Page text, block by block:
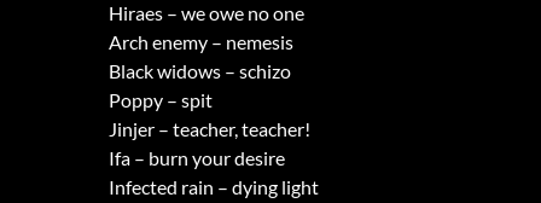
Hiraes – we owe no one
Arch enemy – nemesis
Black widows – schizo
Poppy – spit
Jinjer – teacher, teacher!
Ifa – burn your desire
Infected rain – dying light